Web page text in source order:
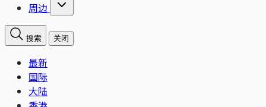
周边
搜索 关闭
最新
国际
大陆